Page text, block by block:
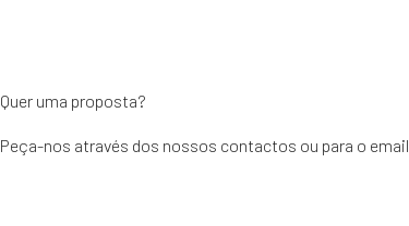
Quer uma proposta?
Peça-nos através dos nossos contactos ou para o email